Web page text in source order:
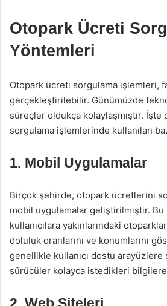
Otopark Ücreti
Yöntemleri
Otopark ücreti sorgulama işlemleri,
gerçekleştirilebilir. Günümüzde
süreçler oldukça kolaylaşmıştır. İşte
sorgulama işlemlerinde kullanılan
1. Mobil Uygulamalar
Birçok şehirde, otopark ücretlerini
mobil uygulamalar geliştirilmiştir. Bu
kullanıcılara yakınlarındaki
doluluk oranlarını ve konumlarını
genellikle kullanıcı dostu
sürücüler kolayca istedikleri